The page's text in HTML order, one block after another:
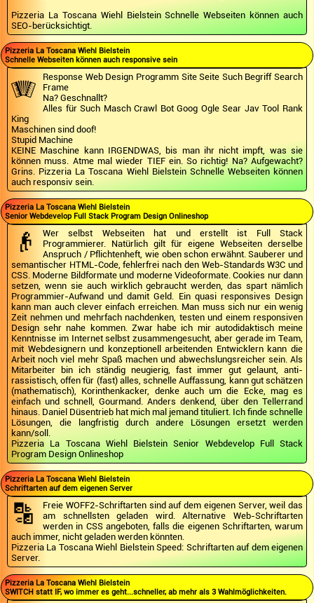
Pizzeria La Toscana Wiehl Bielstein Schnelle Webseiten können auch
SEO-berücksichtigt.
Pizzeria La Toscana Wiehl Bielstein
Schnelle Webseiten können auch responsive sein
🪗
Response Web Design Programm Site Seite Such Begriff Search
Frame
Na? Geschnallt?
Alles für Such Masch Crawl Bot Goog Ogle Sear Jav Tool Rank
King
Maschinen sind doof!
Stupid Machine
KEINE Maschine kann IRGENDWAS, bis man ihr nicht impft, was sie
können muss. Atme mal wieder TIEF ein. So richtig! Na? Aufgewacht?
Grins. Pizzeria La Toscana Wiehl Bielstein Schnelle Webseiten können
auch responsiv sein.
Pizzeria La Toscana Wiehl Bielstein
Senior Webdevelop Full Stack Program Design Onlineshop
👴
Wer selbst Webseiten hat und erstellt ist Full Stack
Programmierer. Natürlich gilt für eigene Webseiten derselbe
Anspruch / Pflichtenheft, wie oben schon erwähnt. Sauberer und
semantischer HTML-Code, fehlerfrei nach den Web-Standards W3C und
CSS. Moderne Bildformate und moderne Videoformate. Cookies nur dann
setzen, wenn sie auch wirklich gebraucht werden, das spart nämlich
Programmier-Aufwand und damit Geld. Ein quasi responsives Design
kann man auch clever einfach erreichen. Man muss sich nur ein wenig
Zeit nehmen und mehrfach nachdenken, testen und einem responsiven
Design sehr nahe kommen. Zwar habe ich mir autodidaktisch meine
Kenntnisse im Internet selbst zusammengesucht, aber gerade im Team,
mit Webdesignern und konzeptionell arbeitenden Entwicklern kann die
Arbeit noch viel mehr Spaß machen und abwechslungsreicher sein. Als
Mitarbeiter bin ich ständig neugierig, fast immer gut gelaunt, anti-
rassistisch, offen für (fast) alles, schnelle Auffassung, kann gut schätzen
(mathematisch), Korinthenkacker, denke auch um die Ecke, mag es
einfach und schnell, Gourmand. Anders denkend, über den Tellerrand
hinaus. Daniel Düsentrieb hat mich mal jemand tituliert. Ich finde schnelle
Lösungen, die langfristig durch andere Lösungen ersetzt werden
kann/soll.
Pizzeria La Toscana Wiehl Bielstein Senior Webdevelop Full Stack
Program Design Onlineshop
Pizzeria La Toscana Wiehl Bielstein
Schriftarten auf dem eigenen Server
🔡
Freie WOFF2-Schriftarten sind auf dem eigenen Server, weil das
am schnellsten geladen wird. Alternative Web-Schriftarten
werden in CSS angeboten, falls die eigenen Schriftarten, warum
auch immer, nicht geladen werden könnten.
Pizzeria La Toscana Wiehl Bielstein Speed: Schriftarten auf dem eigenen
Server.
Pizzeria La Toscana Wiehl Bielstein
SWITCH statt IF, wo immer es geht...schneller, ab mehr als 3 Wahlmöglichkeiten.